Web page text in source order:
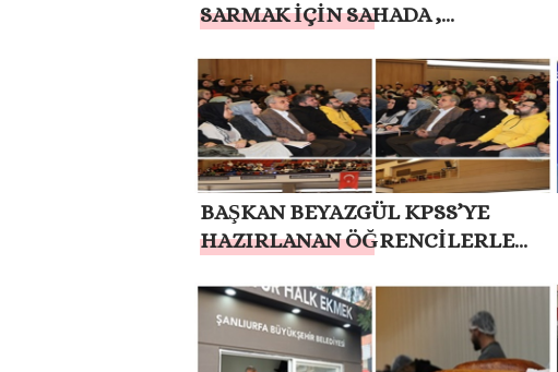
SARMAK İÇİN SAHADA ,
BAŞKAN BEYAZGÜL KPSS’YE
HAZIRLANAN ÖĞRENCİLERLE